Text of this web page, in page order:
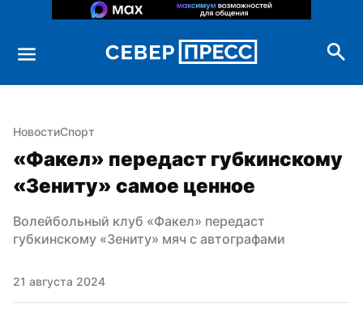
НовостиСпорт
«Факел» передаст губкинскому
«Зениту» самое ценное
Волейбольный клуб «Факел» передаст
губкинскому «Зениту» мяч с автографами
21 августа 2024